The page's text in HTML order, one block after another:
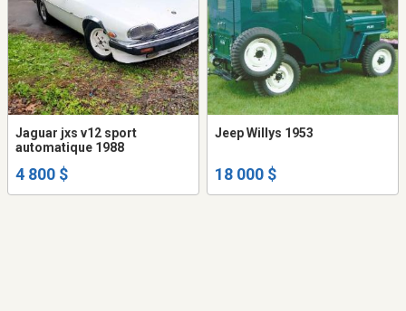
Jaguar jxs v12 sport
automatique 1988
4 800 $
Jeep Willys 1953
18 000 $